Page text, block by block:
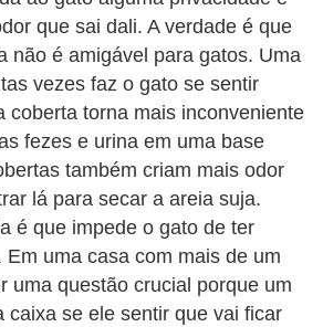
que sai dali. A verdade é que
não é amigável para gatos. Uma
vezes faz o gato se sentir
coberta torna mais inconveniente
fezes e urina em uma base
também criam mais odor
lá para secar a areia suja.
é que impede o gato de ter
Em uma casa com mais de um
uma questão crucial porque um
caixa se ele sentir que vai ficar